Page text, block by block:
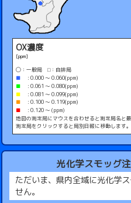
OX濃度
[ppm]
◯：一般局 ⬜︎：自排局
■
: 0.000 ～ 0.060(ppm)
■
: 0.061 ～ 0.080(ppm)
■
: 0.081 ～ 0.099(ppm)
■
: 0.100 ～ 0.119(ppm)
■
: 0.120 ～ (ppm)
地図の測定局にマウスを合わせると測定局名と
測定局をクリックすると局別日報に移動します。
光化学スモッグ
ただいま、県内全域に光化学
せん。